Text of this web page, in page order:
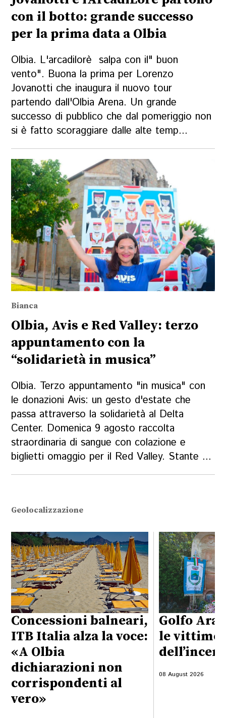
con il botto: grande successo
per la prima data a Olbia
Olbia. L'arcadilorè salpa con il" buon
vento". Buona la prima per Lorenzo
Jovanotti che inaugura il nuovo tour
partendo dall'Olbia Arena. Un grande
successo di pubblico che dal pomeriggio non
si è fatto scoraggiare dalle alte temp...
Bianca
Olbia, Avis e Red Valley: terzo
appuntamento con la
“solidarietà in musica”
Olbia. Terzo appuntamento "in musica" con
le donazioni Avis: un gesto d'estate che
passa attraverso la solidarietà al Delta
Center. Domenica 9 agosto raccolta
straordinaria di sangue con colazione e
biglietti omaggio per il Red Valley. Stante ...
Geolocalizzazione
Concessioni balneari,
ITB Italia alza la voce:
«A Olbia
dichiarazioni non
corrispondenti al
vero»
Golfo
le vittime
08 August 2026